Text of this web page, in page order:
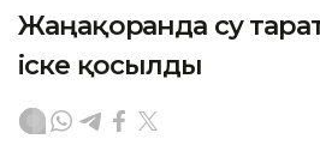
Жаңақорғанда су
іске қосылды